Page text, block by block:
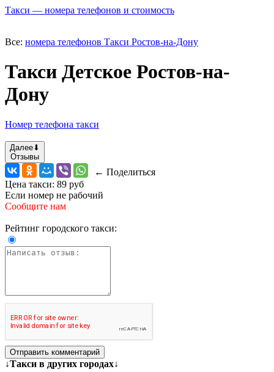
Такси — номера телефонов и стоимость
Все: номера телефонов Такси Ростов-на-Дону
Такси Детское Ростов-на-
Дону
Номер телефона такси
Далее⬇
Отзывы
← Поделиться
Цена такси: 89 руб
Если номер не рабочий
Сообщите нам
Рейтинг городского такси:
Отправить комментарий
↓Такси в других городах↓